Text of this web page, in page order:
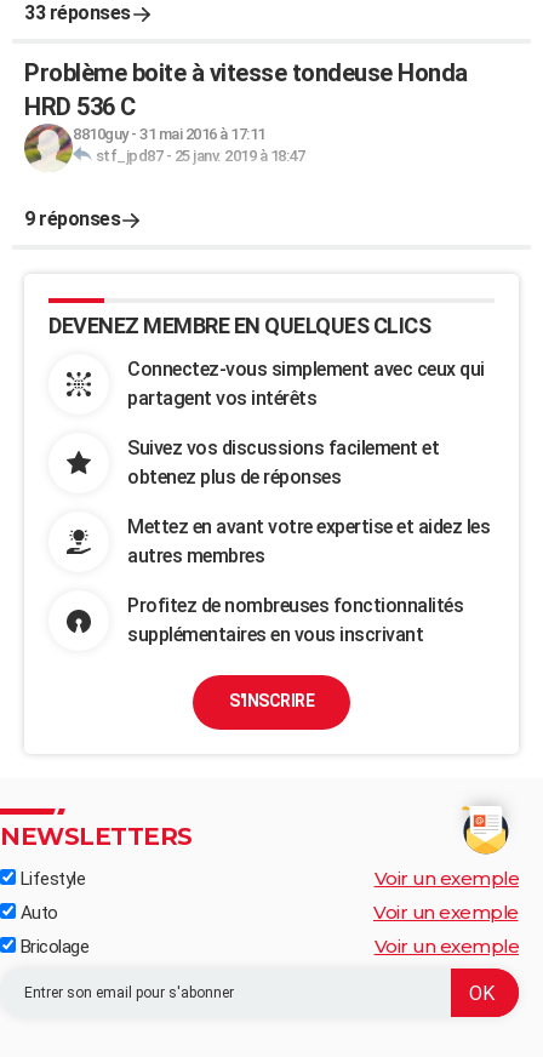
33 réponses
Problème boite à vitesse tondeuse Honda
HRD 536 C
8810guy- 31 mai 2016 à 17:11
stf_jpd87- 25 janv. 2019 à 18:47
9 réponses
DEVENEZ MEMBRE EN QUELQUES CLICS
Connectez-vous simplement avec ceux qui
partagent vos intérêts
Suivez vos discussions facilement et
obtenez plus de réponses
Mettez en avant votre expertise et aidez les
autres membres
Profitez de nombreuses fonctionnalités
supplémentaires en vous inscrivant
S'INSCRIRE
NEWSLETTERS
Lifestyle Voir un exemple
Auto Voir un exemple
Bricolage Voir un exemple